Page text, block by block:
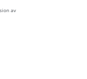
av